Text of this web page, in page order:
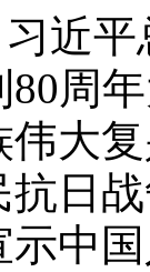
近
周
伟大
抗日
中